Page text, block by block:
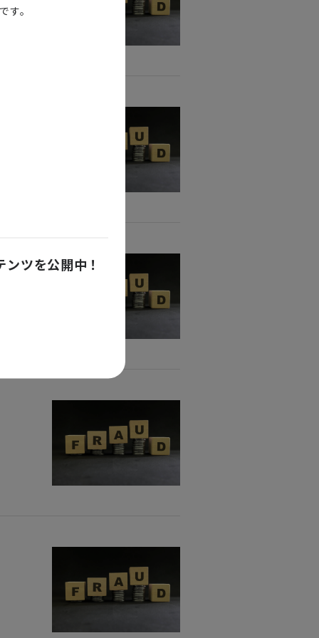
す。
ツを公開中！